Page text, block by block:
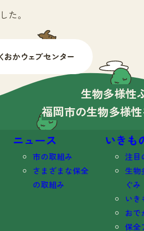
た。
生物多様性
福岡市の生物多様
ニュース
市の取組み
さまざまな保全
の取組み
いきも
注目
生物
ぐみ
いき
おで
保全